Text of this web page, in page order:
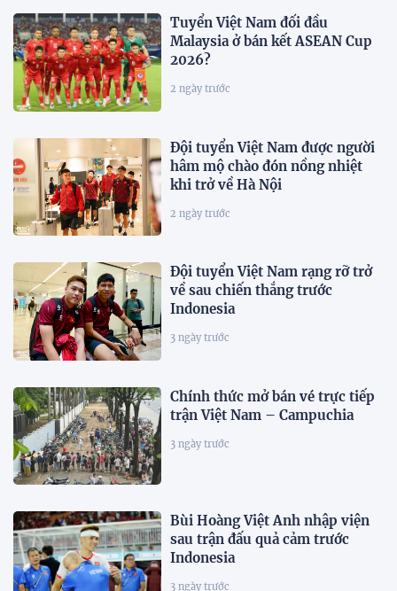
Tuyển Việt Nam đối đầu
Malaysia ở bán kết ASEAN Cup
2026?
2 ngày trước
Đội tuyển Việt Nam được người
hâm mộ chào đón nồng nhiệt
khi trở về Hà Nội
2 ngày trước
Đội tuyển Việt Nam rạng rỡ trở
về sau chiến thắng trước
Indonesia
3 ngày trước
Chính thức mở bán vé trực tiếp
trận Việt Nam – Campuchia
3 ngày trước
Bùi Hoàng Việt Anh nhập viện
sau trận đấu quả cảm trước
Indonesia
3 ngày trước